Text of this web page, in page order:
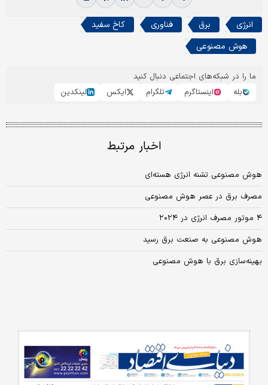
انرژی برق فناوری
کاخ سفید
هوش مصنوعی
ما را در شبکه‌های اجتماعی دنبال کنید
بله
اینستاگرم تلگرام ایکس لینکدین
اخبار مرتبط
هوش مصنوعی تشنه انرژی هسته‌ای
مصرف برق در عصر هوش مصنوعی
۴ موتور مصرف انرژی در ۲۰۲۴
هوش مصنوعی به صنعت برق رسید
بهینه‌سازی برق با هوش مصنوعی